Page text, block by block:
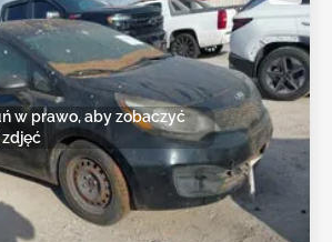
w prawo, aby zobaczyć